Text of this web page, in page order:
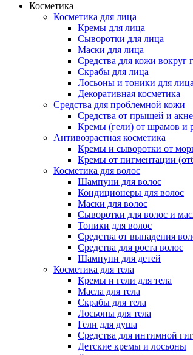
Косметика
Косметика для лица
Кремы для лица
Сыворотки для лица
Маски для лица
Средства для кожи вокруг
Скрабы для лица
Лосьоны и тоники для лица
Декоративная косметика
Средства для проблемной кожи
Средства от прыщей и акне
Кремы (гели) от шрамов и
Антивозрастная косметика
Кремы и сыворотки от
Кремы от пигментации
Косметика для волос
Шампуни для волос
Кондиционеры для волос
Маски для волос
Сыворотки для волос и
Тоники для волос
Средства от выпадения
Средства для роста волос
Шампуни для детей
Косметика для тела
Кремы и гели для тела
Масла для тела
Скрабы для тела
Лосьоны для тела
Гели для душа
Средства для интимной
Детские кремы и лосьоны